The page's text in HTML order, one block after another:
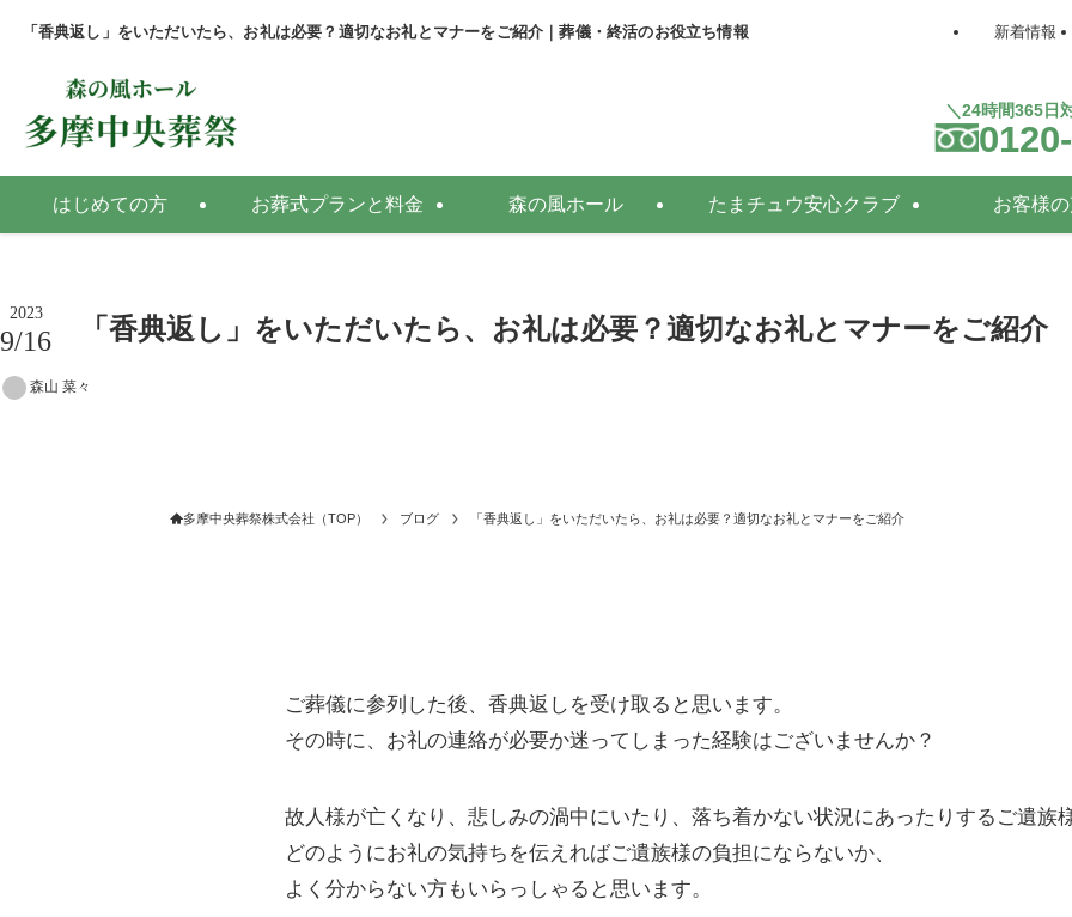
「香典返し」をいただいたら、お礼は必要？適切なお礼とマナーをご紹介｜葬儀・終活のお役立ち情報 新着情報
＼24時間365日
はじめての方 お葬式プランと料金 森の風ホール たまチュウ安心クラブ お客様
「香典返し」をいただいたら、お礼は必要？適切なお礼とマナーをご紹介
2023
9/16
森山 菜々
多摩中央葬祭株式会社（TOP） ブログ 「香典返し」をいただいたら、お礼は必要？適切なお礼とマナーをご紹介
ご葬儀に参列した後、香典返しを受け取ると思います。
その時に、お礼の連絡が必要か迷ってしまった経験はございませんか？
故人様が亡くなり、悲しみの渦中にいたり、落ち着かない状況にあったりするご遺族
どのようにお礼の気持ちを伝えればご遺族様の負担にならないか、
よく分からない方もいらっしゃると思います。